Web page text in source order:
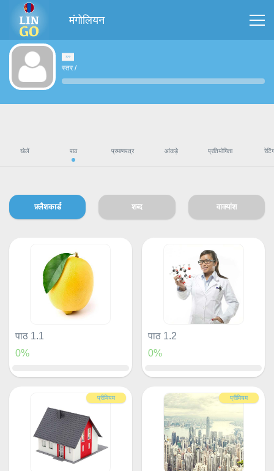
मंगोलियन
स्तर/
खेलें पाठ प्रमाणपत्र आंकड़े प्रतियोगिता रेटिंग
फ़्लैशकार्ड शब्द वाक्यांश
पाठ 1.1
0%
पाठ 1.2
0%
प्रीमियम प्रीमियम